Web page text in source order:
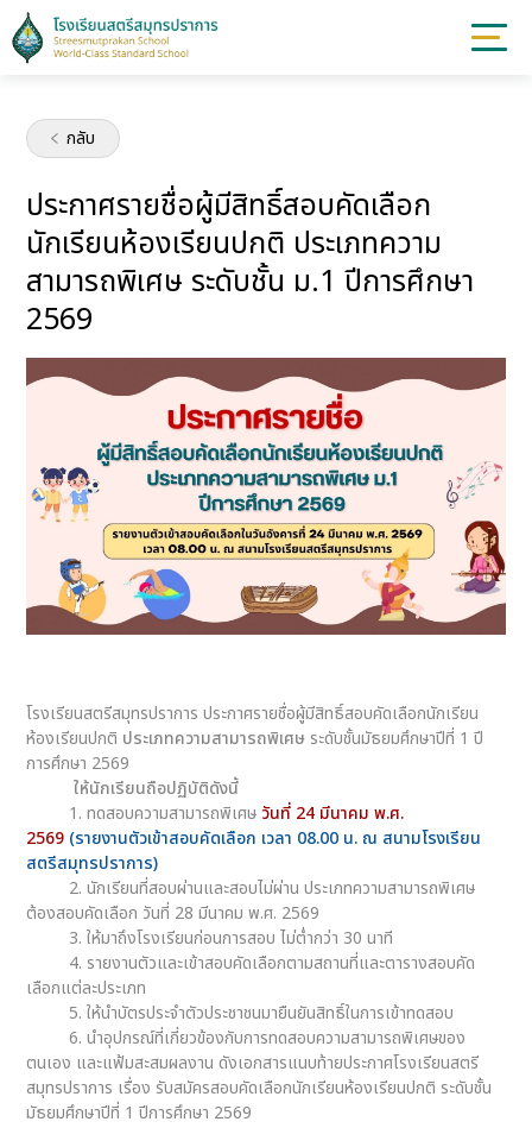
กลับ
ประกาศรายชื่อผู้มีสิทธิ์สอบคัดเลือก
นักเรียนห้องเรียนปกติ ประเภทความ
สามารถพิเศษ ระดับชั้น ม.1 ปีการศึกษา
2569
โรงเรียนสตรีสมุทรปราการ ประกาศรายชื่อผู้มีสิทธิ์สอบคัดเลือกนักเรียน
ห้องเรียนปกติ ประเภทความสามารถพิเศษ ระดับชั้นมัธยมศึกษาปีที่ 1 ปี
การศึกษา 2569
ให้นักเรียนถือปฏิบัติดังนี้
1. ทดสอบความสามารถพิเศษ วันที่ 24 มีนาคม พ.ศ.
2569 (รายงานตัวเข้าสอบคัดเลือก เวลา 08.00 น. ณ สนามโรงเรียน
สตรีสมุทรปราการ)
2. นักเรียนที่สอบผ่านและสอบไม่ผ่าน ประเภทความสามารถพิเศษ
ต้องสอบคัดเลือก วันที่ 28 มีนาคม พ.ศ. 2569
3. ให้มาถึงโรงเรียนก่อนการสอบ ไม่ต่ำกว่า 30 นาที
4. รายงานตัวและเข้าสอบคัดเลือกตามสถานที่และตารางสอบคัด
เลือกแต่ละประเภท
5. ให้นำบัตรประจำตัวประชาชนมายืนยันสิทธิ์ในการเข้าทดสอบ
6. นำอุปกรณ์ที่เกี่ยวข้องกับการทดสอบความสามารถพิเศษของ
ตนเอง และแฟ้มสะสมผลงาน ดังเอกสารแนบท้ายประกาศโรงเรียนสตรี
สมุทรปราการ เรื่อง รับสมัครสอบคัดเลือกนักเรียนห้องเรียนปกติ ระดับชั้น
มัธยมศึกษาปีที่ 1 ปีการศึกษา 2569